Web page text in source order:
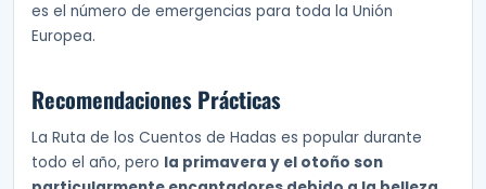
es el número de emergencias para toda la Unión
Europea.
Recomendaciones Prácticas
La Ruta de los Cuentos de Hadas es popular durante
todo el año, pero la primavera y el otoño son